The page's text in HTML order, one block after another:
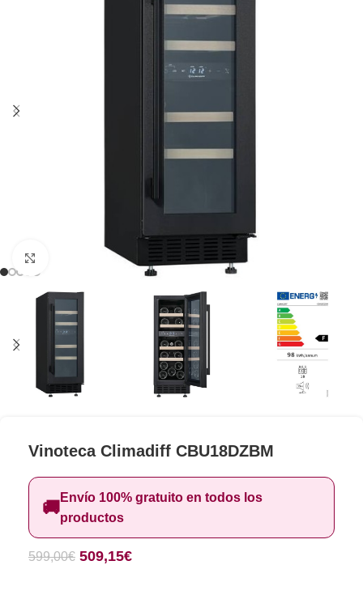
Clic para ampliar
Vinoteca Climadiff CBU18DZBM
🚚Envío 100% gratuito en todos los
productos
599,00€ 509,15€